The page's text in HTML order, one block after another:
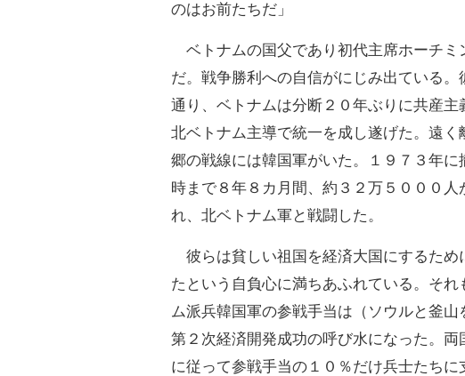
のはお前たちだ」
ベトナムの国父であり初代主席ホーチミ
だ。戦争勝利への自信がにじみ出ている。
通り、ベトナムは分断２０年ぶりに共産主
北ベトナム主導で統一を成し遂げた。遠く
郷の戦線には韓国軍がいた。１９７３年に
時まで８年８カ月間、約３２万５０００人
れ、北ベトナム軍と戦闘した。
彼らは貧しい祖国を経済大国にするため
たという自負心に満ちあふれている。そ
ム派兵韓国軍の参戦手当は（ソウルと釜山
第２次経済開発成功の呼び水になった。
に従って参戦手当の１０％だけ兵士たちに